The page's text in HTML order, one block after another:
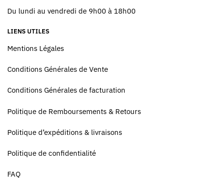
Du lundi au vendredi de 9h00 à 18h00
LIENS UTILES
Mentions Légales
Conditions Générales de Vente
Conditions Générales de facturation
Politique de Remboursements & Retours
Politique d’expéditions & livraisons
Politique de confidentialité
FAQ